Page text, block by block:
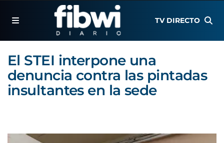
TV DIRECTO
El STEI interpone una
denuncia contra las pintadas
insultantes en la sede